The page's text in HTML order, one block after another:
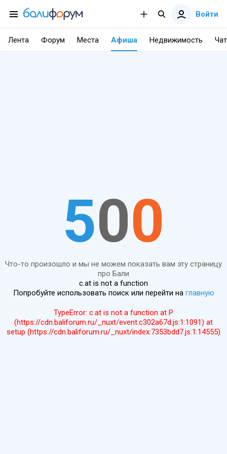
Войти
Лента Форум Места Афиша Недвижимость Чат
500
Что-то произошло и мы не можем показать вам эту страницу
про Бали
c.at is not a function
Попробуйте использовать поиск или перейти на главную
TypeError: c.at is not a function at P
(https://cdn.baliforum.ru/_nuxt/event.c302a67d.js:1:1091) at
setup (https://cdn.baliforum.ru/_nuxt/index.7353bdd7.js:1:14555)